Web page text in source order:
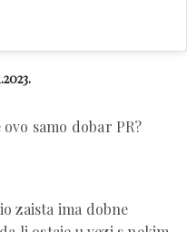
samo dobar PR?
zaista ima dobne